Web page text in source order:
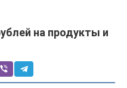
на продукты и